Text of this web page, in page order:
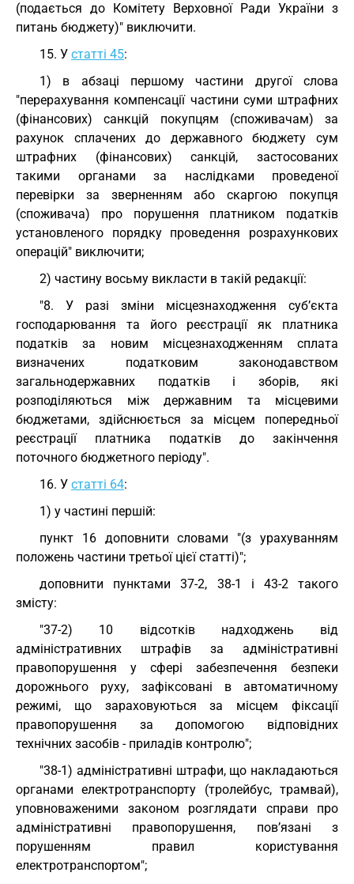
(подається до Комітету Верховної Ради України з
питань бюджету)" виключити.
15. У статті 45:
1) в абзаці першому частини другої слова
"перерахування компенсації частини суми штрафних
(фінансових) санкцій покупцям (споживачам) за
рахунок сплачених до державного бюджету сум
штрафних (фінансових) санкцій, застосованих
такими органами за наслідками проведеної
перевірки за зверненням або скаргою покупця
(споживача) про порушення платником податків
установленого порядку проведення розрахункових
операцій" виключити;
2) частину восьму викласти в такій редакції:
"8. У разі зміни місцезнаходження суб’єкта
господарювання та його реєстрації як платника
податків за новим місцезнаходженням сплата
визначених податковим законодавством
загальнодержавних податків і зборів, які
розподіляються між державним та місцевими
бюджетами, здійснюється за місцем попередньої
реєстрації платника податків до закінчення
поточного бюджетного періоду".
16. У статті 64:
1) у частині першій:
пункт 16 доповнити словами "(з урахуванням
положень частини третьої цієї статті)";
доповнити пунктами 37-2, 38-1 і 43-2 такого
змісту:
"37-2) 10 відсотків надходжень від
адміністративних штрафів за адміністративні
правопорушення у сфері забезпечення безпеки
дорожнього руху, зафіксовані в автоматичному
режимі, що зараховуються за місцем фіксації
правопорушення за допомогою відповідних
технічних засобів - приладів контролю";
"38-1) адміністративні штрафи, що накладаються
органами електротранспорту (тролейбус, трамвай),
уповноваженими законом розглядати справи про
адміністративні правопорушення, пов’язані з
порушенням правил користування
електротранспортом";